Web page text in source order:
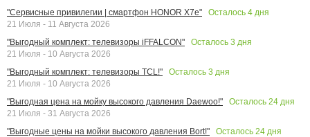
"Сервисные привилегии | смартфон HONOR X7e"
Осталось 4 дня
21 Июля - 11 Августа 2026
"Выгодный комплект: телевизоры iFFALCON"
Осталось 3 дня
21 Июля - 10 Августа 2026
"Выгодный комплект: телевизоры TCL!"
Осталось 3 дня
21 Июля - 10 Августа 2026
"Выгодная цена на мойку высокого давления Daewoo!"
Осталось 24 дня
21 Июля - 31 Августа 2026
"Выгодные цены на мойки высокого давления Bort!"
Осталось 24 дня